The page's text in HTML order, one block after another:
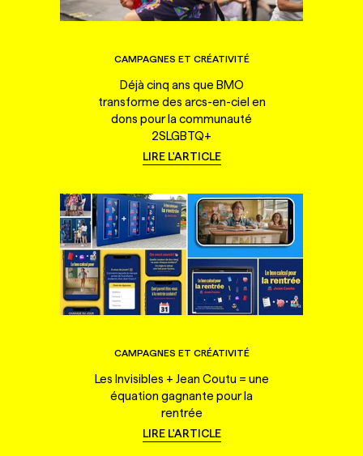
CAMPAGNES ET CRÉATIVITÉ
Déjà cinq ans que BMO
transforme des arcs-en-ciel en
dons pour la communauté
2SLGBTQ+
LIRE L'ARTICLE
CAMPAGNES ET CRÉATIVITÉ
Les Invisibles + Jean Coutu = une
équation gagnante pour la
rentrée
LIRE L'ARTICLE